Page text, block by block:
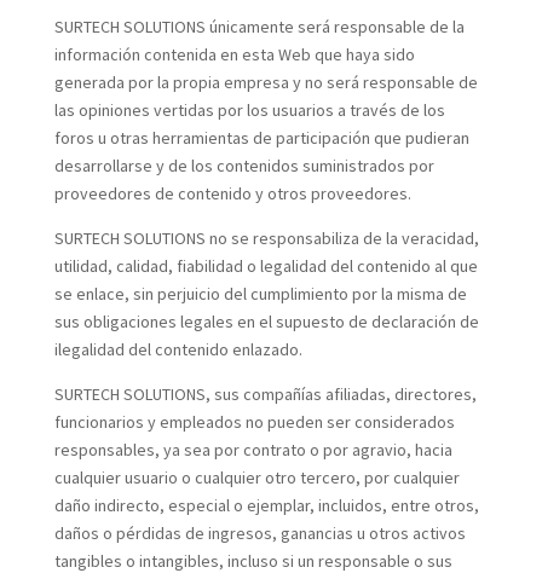
SURTECH SOLUTIONS únicamente será responsable de la
información contenida en esta Web que haya sido
generada por la propia empresa y no será responsable de
las opiniones vertidas por los usuarios a través de los
foros u otras herramientas de participación que pudieran
desarrollarse y de los contenidos suministrados por
proveedores de contenido y otros proveedores.
SURTECH SOLUTIONS no se responsabiliza de la veracidad,
utilidad, calidad, fiabilidad o legalidad del contenido al que
se enlace, sin perjuicio del cumplimiento por la misma de
sus obligaciones legales en el supuesto de declaración de
ilegalidad del contenido enlazado.
SURTECH SOLUTIONS, sus compañías afiliadas, directores,
funcionarios y empleados no pueden ser considerados
responsables, ya sea por contrato o por agravio, hacia
cualquier usuario o cualquier otro tercero, por cualquier
daño indirecto, especial o ejemplar, incluidos, entre otros,
daños o pérdidas de ingresos, ganancias u otros activos
tangibles o intangibles, incluso si un responsable o sus